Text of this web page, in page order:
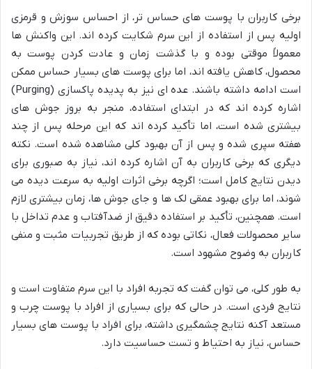
برخی کاربران با پوست های حساس تر، از احساس سوزش و قرمزی
اولیه پس از استفاده از این سرم شکایت کرده اند. این واکنش ها
معمولاً موقتی بوده و با گذشت زمان و عادت کردن پوست به
محصول، کاهش یافته اند، اما برای پوست های بسیار حساس ممکن
است ادامه داشته باشند. عده ای نیز به پدیده پاکسازی (Purging)
اشاره کرده اند که در ابتدای استفاده، منجر به بروز جوش های
بیشتری شده است، اما تأکید کرده اند که این مرحله پس از چند
هفته سپری شده و پس از آن بهبود کلی مشاهده شده است. نکته
دیگری که برخی کاربران به آن اشاره کرده اند، نیاز به صبوری برای
دیدن نتایج کامل است؛ اگرچه برخی اثرات اولیه به سرعت دیده می
شوند، اما برای بهبود عمقی لک ها و جای جوش ها، زمان بیشتری لازم
است. همچنین، تأکید بر استفاده دقیق از ضدآفتاب و عدم تداخل با
سایر محصولات فعال، نکاتی بوده که از طریق تجربیات مثبت و منفی
کاربران به وضوح مشهود است.
به طور کلی، می توان گفت که تجربه افراد با این سرم متفاوت است و
نتایج فردی است. در حالی که برای بسیاری از افراد با پوست چرب و
مستعد آکنه نتایج چشمگیری داشته، برای افراد با پوست های بسیار
حساس، نیاز به احتیاط و تست حساسیت دارد.